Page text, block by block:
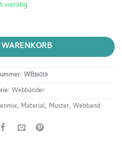
vorrätig
Menge
WB16019
Webbänder
, Material, Muster, Webband